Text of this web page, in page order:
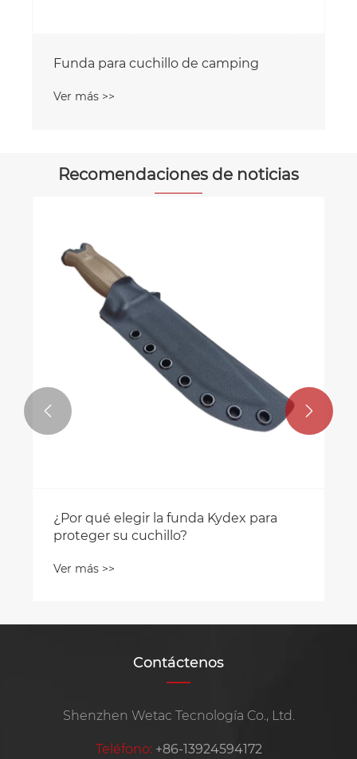
Cuchillo con funda
Ver más >>
Recomendaciones de noticias
¿Por qué elegir una funda para
cinturón de cuchillos para uso diario y
al aire libre?
Ver más >>
 
Contáctenos
Shenzhen Wetac Tecnología Co., Ltd.
Teléfono: +86-13924594172